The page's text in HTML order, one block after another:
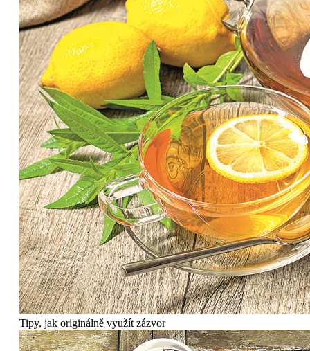
Tipy, jak originálně využít zázvor